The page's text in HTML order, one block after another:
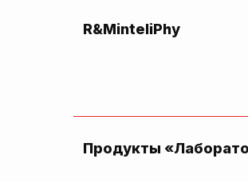
R&MinteliPhy
Продукты